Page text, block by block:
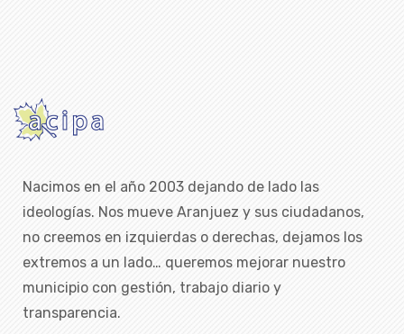
Nacimos en el año 2003 dejando de lado las
ideologías. Nos mueve Aranjuez y sus ciudadanos,
no creemos en izquierdas o derechas, dejamos los
extremos a un lado… queremos mejorar nuestro
municipio con gestión, trabajo diario y
transparencia.